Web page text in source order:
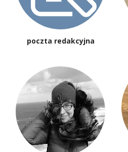
poczta redakcyjna